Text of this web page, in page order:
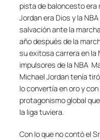
pista de baloncesto era
Jordan era Dios y la
salvación ante la
año después de la
su exitosa carrera en la
impulsores de la NBA
Michael Jordan tenía
lo convertía en oro y
protagonismo global que
la liga tuviera.
Con lo que no contó el